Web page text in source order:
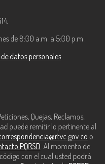
de 8:00 a.m. a 5:00 p.m.
datos personales
Quejas, Reclamos,
puede remitir lo pertinente al
o
PQRSD. Al momento de
con el cual usted podrá